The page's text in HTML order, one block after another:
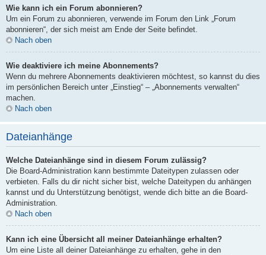
Wie kann ich ein Forum abonnieren?
Um ein Forum zu abonnieren, verwende im Forum den Link „Forum
abonnieren“, der sich meist am Ende der Seite befindet.
Nach oben
Wie deaktiviere ich meine Abonnements?
Wenn du mehrere Abonnements deaktivieren möchtest, so kannst du dies
im persönlichen Bereich unter „Einstieg“ – „Abonnements verwalten“
machen.
Nach oben
Dateianhänge
Welche Dateianhänge sind in diesem Forum zulässig?
Die Board-Administration kann bestimmte Dateitypen zulassen oder
verbieten. Falls du dir nicht sicher bist, welche Dateitypen du anhängen
kannst und du Unterstützung benötigst, wende dich bitte an die Board-
Administration.
Nach oben
Kann ich eine Übersicht all meiner Dateianhänge erhalten?
Um eine Liste all deiner Dateianhänge zu erhalten, gehe in den